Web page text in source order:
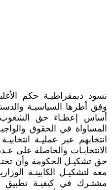
تسود ديمقراطيـة حكم
وفق أطرها السياسيـة
أساس إعطـاء حق
المساواة في الحقوق
انتخابهم عبر عمليـة
الانتخابـات والحاصلة على
حق تشكيـل الحكومة وأن
معه لتشكيـل الكابينـة
مشتـرك في كيفيـة تطبيق